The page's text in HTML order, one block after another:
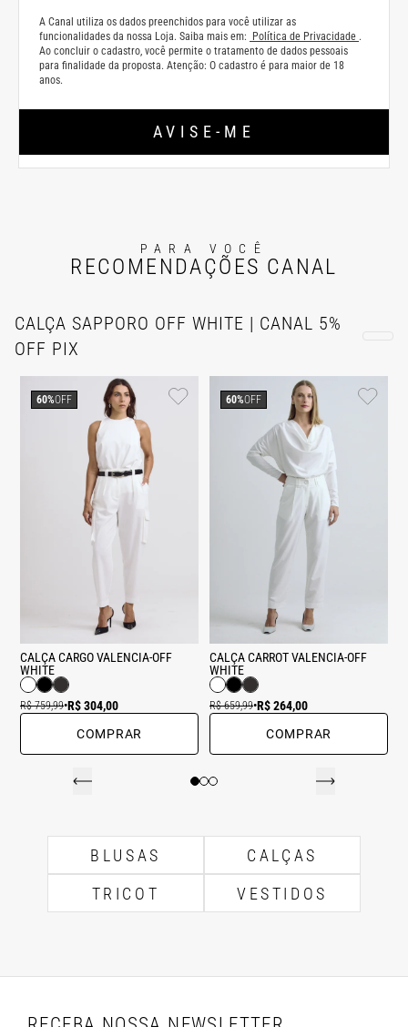
A Canal utiliza os dados preenchidos para você utilizar as
funcionalidades da nossa Loja. Saiba mais em:
Política de Privacidade .
Ao concluir o cadastro, você permite o tratamento de dados pessoais
para finalidade da proposta. Atenção: O cadastro é para maior de 18
anos.
AVISE-ME
PARA VOCÊ
RECOMENDAÇÕES CANAL
CALÇA SAPPORO OFF WHITE | CANAL 5%
OFF PIX
CALÇA CARGO VALENCIA-OFF
WHITE
R$ 759,99•R$ 304,00
60%OFF
COMPRAR
CALÇA CARROT VALENCIA-OFF
WHITE
R$ 659,99•R$ 264,00
60%OFF
COMPRAR
BLUSAS
CALÇAS
TRICOT
VESTIDOS